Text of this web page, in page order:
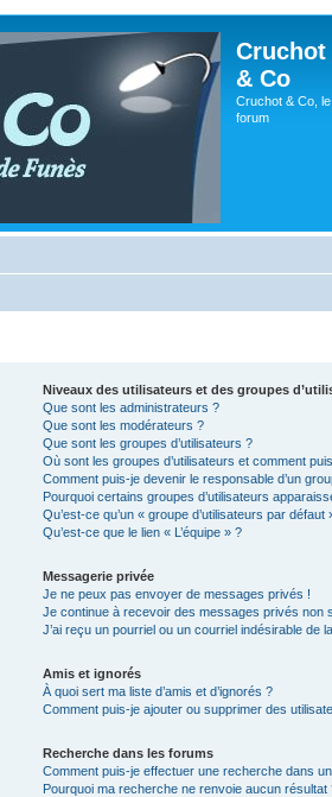
Cruchot
& Co
Cruchot & Co, le
forum
Niveaux des utilisateurs et des groupes
Que sont les administrateurs ?
Que sont les modérateurs ?
Que sont les groupes d’utilisateurs ?
Où sont les groupes d’utilisateurs et comment
Comment puis-je devenir le responsable d’un
Pourquoi certains groupes d’utilisateurs
Qu’est-ce qu’un « groupe d’utilisateurs par défaut
Qu’est-ce que le lien « L’équipe » ?
Messagerie privée
Je ne peux pas envoyer de messages privés !
Je continue à recevoir des messages privés non
J’ai reçu un pourriel ou un courriel indésirable de
Amis et ignorés
À quoi sert ma liste d’amis et d’ignorés ?
Comment puis-je ajouter ou supprimer des
Recherche dans les forums
Comment puis-je effectuer une recherche dans
Pourquoi ma recherche ne renvoie aucun résultat